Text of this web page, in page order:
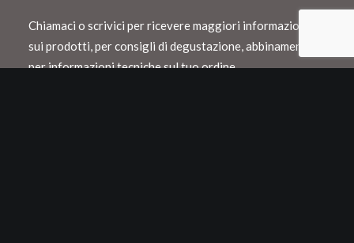
Chiamaci o scrivici per ricevere maggiori informazioni
sui prodotti, per consigli di degustazione, abbinamento o
per informazioni tecniche sul tuo ordine.